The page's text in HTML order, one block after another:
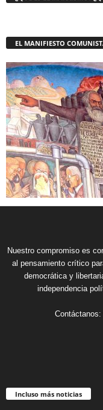
EL MANIFIESTO
Nuestro compromiso es
al pensamiento crítico
democrática y
independencia
Contáctanos:
Incluso más noticias